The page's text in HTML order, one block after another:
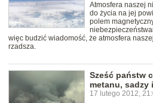
Atmosfera naszej
do życia na jej
polem
więc budzić wiadomość, że atmosfera
rzadsza.
Sześć państw
metanu, sadzy
17 lutego 2012,